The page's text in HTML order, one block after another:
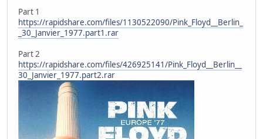
Part 1
https://rapidshare.com/files/1130522090/Pink_Floyd__Berlin_
_30_Janvier_1977.part1.rar
Part 2
https://rapidshare.com/files/426925141/Pink_Floyd__Berlin__
30_Janvier_1977.part2.rar